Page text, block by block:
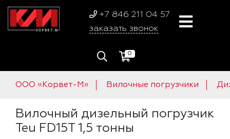
+7 846 211 04 57
заказать звонок
0
ООО «Корвет-М» Вилочные погрузчики
Вилочный дизельный погрузчик
Teu FD15T 1,5 тонны